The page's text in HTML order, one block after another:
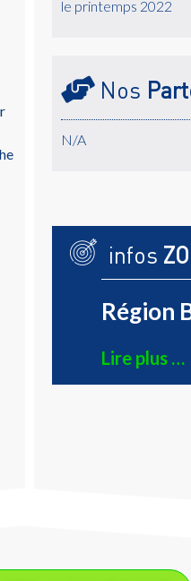
le printemps 2022
Nos
N/A
infos
Région
Lire plus …